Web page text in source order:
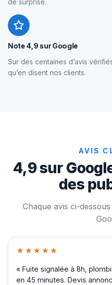
de surprise.
Note 4,9 sur Google
Sur des centaines d’avis
qu’en disent nos clients.
AVIS
4,9 sur
des
Chaque avis ci-
★★★★★
« Fuite signalée à 8h,
en 45 minutes. Devis